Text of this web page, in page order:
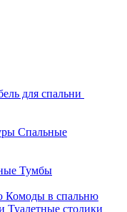
для спальни
Спальные
Тумбы
Комоды в спальню
Туалетные столики